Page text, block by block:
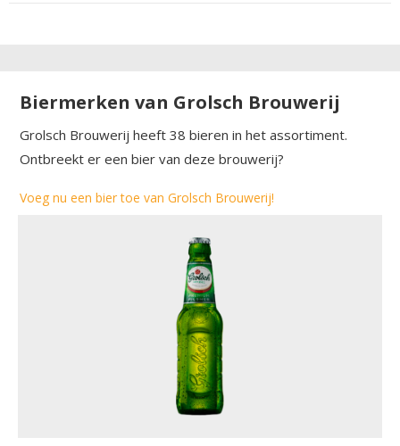
Biermerken van Grolsch Brouwerij
Grolsch Brouwerij heeft 38 bieren in het assortiment.
Ontbreekt er een bier van deze brouwerij?
Voeg nu een bier toe van Grolsch Brouwerij!